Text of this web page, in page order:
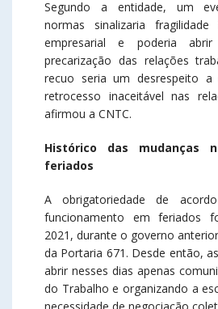
Segundo a entidade, um
normas sinalizaria
empresarial e poderia
precarização das relações
recuo seria um desrespeito
retrocesso inaceitável nas
afirmou a CNTC.
Histórico das mudanças
feriados
A obrigatoriedade de
funcionamento em feriados
2021, durante o governo
da Portaria 671. Desde então,
abrir nesses dias apenas
do Trabalho e organizando a